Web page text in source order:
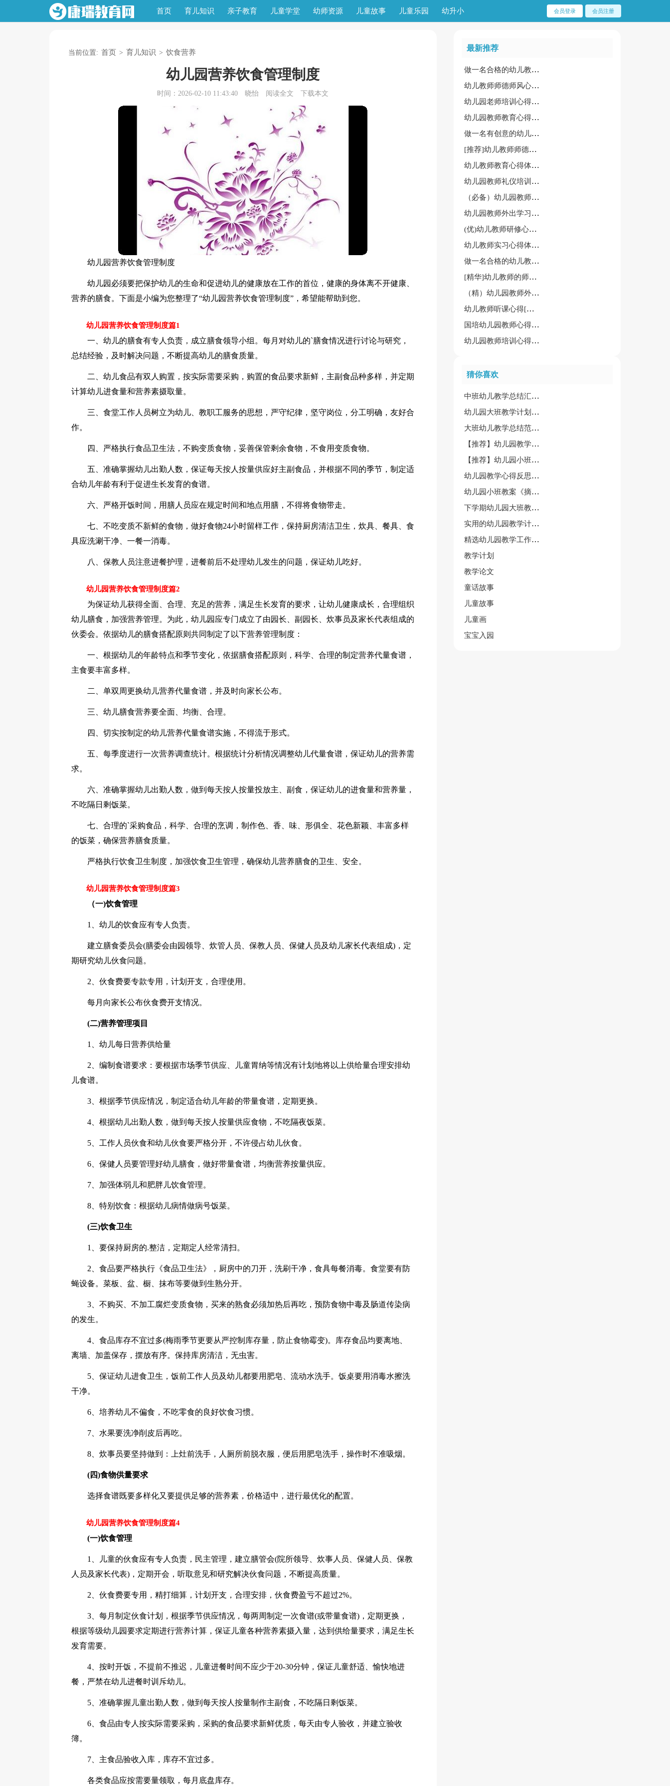
首页 育儿知识 亲子教育 儿童学堂 幼师资源 儿童故事 儿童乐园 幼升小 会员登录 会员注册
当前位置: 首页 > 育儿知识 > 饮食营养
幼儿园营养饮食管理制度
时间：2026-02-10 11:43:40 晓怡 阅读全文 下载本文
幼儿园营养饮食管理制度
幼儿园必须要把保护幼儿的生命和促进幼儿的健康放在工作的首位，健康的身体离不开健康、
营养的膳食。下面是小编为您整理了“幼儿园营养饮食管理制度”，希望能帮助到您。
幼儿园营养饮食管理制度篇1
一、幼儿的膳食有专人负责，成立膳食领导小组。每月对幼儿的`膳食情况进行讨论与研究，
总结经验，及时解决问题，不断提高幼儿的膳食质量。
二、幼儿食品有双人购置，按实际需要采购，购置的食品要求新鲜，主副食品种多样，并定期
计算幼儿进食量和营养素摄取量。
三、食堂工作人员树立为幼儿、教职工服务的思想，严守纪律，坚守岗位，分工明确，友好合
作。
四、严格执行食品卫生法，不购变质食物，妥善保管剩余食物，不食用变质食物。
五、准确掌握幼儿出勤人数，保证每天按人按量供应好主副食品，并根据不同的季节，制定适
合幼儿年龄有利于促进生长发育的食谱。
六、严格开饭时间，用膳人员应在规定时间和地点用膳，不得将食物带走。
七、不吃变质不新鲜的食物，做好食物24小时留样工作，保持厨房清洁卫生，炊具、餐具、食
具应洗涮干净、一餐一消毒。
八、保教人员注意进餐护理，进餐前后不处理幼儿发生的问题，保证幼儿吃好。
幼儿园营养饮食管理制度篇2
为保证幼儿获得全面、合理、充足的营养，满足生长发育的要求，让幼儿健康成长，合理组织
幼儿膳食，加强营养管理。为此，幼儿园应专门成立了由园长、副园长、炊事员及家长代表组成的
伙委会。依据幼儿的膳食搭配原则共同制定了以下营养管理制度：
一、根据幼儿的年龄特点和季节变化，依据膳食搭配原则，科学、合理的制定营养代量食谱，
主食要丰富多样。
二、单双周更换幼儿营养代量食谱，并及时向家长公布。
三、幼儿膳食营养要全面、均衡、合理。
四、切实按制定的幼儿营养代量食谱实施，不得流于形式。
五、每季度进行一次营养调查统计。根据统计分析情况调整幼儿代量食谱，保证幼儿的营养需
求。
六、准确掌握幼儿出勤人数，做到每天按人按量投放主、副食，保证幼儿的进食量和营养量，
不吃隔日剩饭菜。
七、合理的`采购食品，科学、合理的烹调，制作色、香、味、形俱全、花色新颖、丰富多样
的饭菜，确保营养膳食质量。
严格执行饮食卫生制度，加强饮食卫生管理，确保幼儿营养膳食的卫生、安全。
幼儿园营养饮食管理制度篇3
（一)饮食管理
1、幼儿的饮食应有专人负责。
建立膳食委员会(膳委会由园领导、炊管人员、保教人员、保健人员及幼儿家长代表组成)，定
期研究幼儿伙食问题。
2、伙食费要专款专用，计划开支，合理使用。
每月向家长公布伙食费开支情况。
(二)营养管理项目
1、幼儿每日营养供给量
2、编制食谱要求：要根据市场季节供应、儿童胃纳等情况有计划地将以上供给量合理安排幼
儿食谱。
3、根据季节供应情况，制定适合幼儿年龄的带量食谱，定期更换。
4、根据幼儿出勤人数，做到每天按人按量供应食物，不吃隔夜饭菜。
5、工作人员伙食和幼儿伙食要严格分开，不许侵占幼儿伙食。
6、保健人员要管理好幼儿膳食，做好带量食谱，均衡营养按量供应。
7、加强体弱儿和肥胖儿饮食管理。
8、特别饮食：根据幼儿病情做病号饭菜。
(三)饮食卫生
1、要保持厨房的.整洁，定期定人经常清扫。
2、食品要严格执行《食品卫生法》，厨房中的刀开，洗刷干净，食具每餐消毒。食堂要有防
蝇设备。菜板、盆、橱、抹布等要做到生熟分开。
3、不购买、不加工腐烂变质食物，买来的熟食必须加热后再吃，预防食物中毒及肠道传染病
的发生。
4、食品库存不宜过多(梅雨季节更要从严控制库存量，防止食物霉变)。库存食品均要离地、
离墙、加盖保存，摆放有序。保持库房清洁，无虫害。
5、保证幼儿进食卫生，饭前工作人员及幼儿都要用肥皂、流动水洗手。饭桌要用消毒水擦洗
干净。
6、培养幼儿不偏食，不吃零食的良好饮食习惯。
7、水果要洗净削皮后再吃。
8、炊事员要坚持做到：上灶前洗手，人厕所前脱衣服，便后用肥皂洗手，操作时不准吸烟。
(四)食物供量要求
选择食谱既要多样化又要提供足够的营养素，价格适中，进行最优化的配置。
幼儿园营养饮食管理制度篇4
(一)饮食管理
1、儿童的伙食应有专人负责，民主管理，建立膳管会(院所领导、炊事人员、保健人员、保教
人员及家长代表)，定期开会，听取意见和研究解决伙食问题，不断提高质量。
2、伙食费要专用，精打细算，计划开支，合理安排，伙食费盈亏不超过2%。
3、每月制定伙食计划，根据季节供应情况，每两周制定一次食谱(或带量食谱)，定期更换，
根据等级幼儿园要求定期进行营养计算，保证儿童各种营养素摄入量，达到供给量要求，满足生长
发育需要。
4、按时开饭，不提前不推迟，儿童进餐时间不应少于20-30分钟，保证儿童舒适、愉快地进
餐，严禁在幼儿进餐时训斥幼儿。
5、准确掌握儿童出勤人数，做到每天按人按量制作主副食，不吃隔日剩饭菜。
6、食品由专人按实际需要采购，采购的食品要求新鲜优质，每天由专人验收，并建立验收
簿。
7、主食品验收入库，库存不宜过多。
各类食品应按需要量领取，每月底盘库存。
最新推荐
做一名合格的幼儿教师心得
幼儿教师师德师风心得体会（必备）
幼儿园老师培训心得体会范例【15篇】
幼儿园教师教育心得6篇[精]
做一名有创意的幼儿教师心得
[推荐]幼儿教师师德师风学习心得
幼儿教师教育心得体会集锦【7篇】
幼儿园教师礼仪培训心得体会经典【11篇】
（必备）幼儿园教师外出学习心得体会15篇
幼儿园教师外出学习心得体会【集锦15篇】
(优)幼儿教师研修心得体会
幼儿教师实习心得体会[汇总15篇]
做一名合格的幼儿教师教师心得
[精华]幼儿教师的师德师风学习心得体会15篇
（精）幼儿园教师外出学习心得体会15篇
幼儿教师听课心得[大全15篇]
国培幼儿园教师心得体会
幼儿园教师培训心得体会精选15篇
猜你喜欢
中班幼儿教学总结汇编6篇
幼儿园大班教学计划合集7篇
大班幼儿教学总结范文合集九篇
【推荐】幼儿园教学工作计划范文集合五篇
【推荐】幼儿园小班美术教案集合九篇
幼儿园教学心得反思与总结
幼儿园小班教案《摘果子》
下学期幼儿园大班教学计划6篇
实用的幼儿园教学计划模板汇编四篇
精选幼儿园教学工作总结
教学计划
教学论文
童话故事
儿童故事
儿童画
宝宝入园